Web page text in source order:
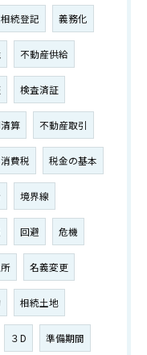
相続登記 義務化
不動産供給
検査済証
算 不動産取引
消費税 税金の基本
境界線
回避 危機
名義変更
相続土地
３D 準備期間